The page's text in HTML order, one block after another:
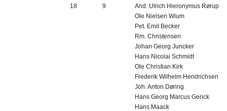
18
9
And. Ulrich Hieronymus Rørup
Ole Nielsen Wium
Pet. Emil Becker
Rm. Christensen
Johan Georg Juncker
Hans Nicolai Schmidt
Ole Christian Kirk
Frederik Wilhelm Hendrichsen
Joh. Anton Døring
Hans Georg Marcus Gerick
Hans Maack